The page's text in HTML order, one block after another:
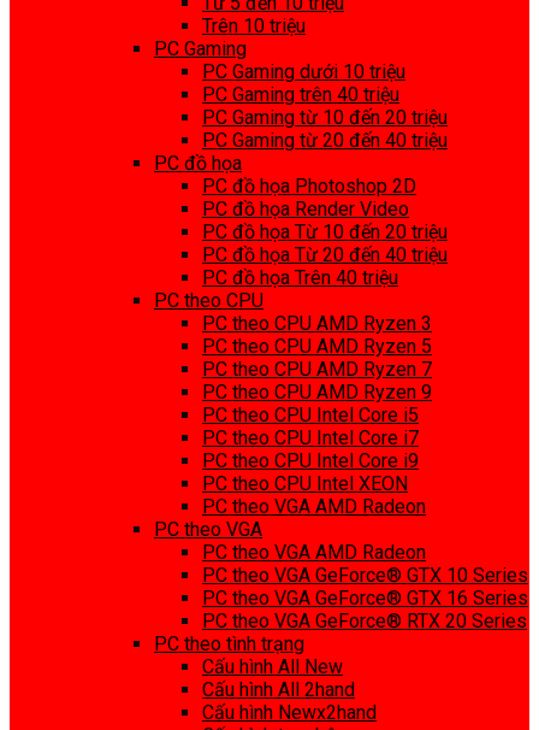
Trên 10 triệu
PC Gaming
PC Gaming dưới 10 triệu
PC Gaming trên 40 triệu
PC Gaming từ 10 đến 20 triệu
PC Gaming từ 20 đến 40 triệu
PC đồ họa
PC đồ họa Photoshop 2D
PC đồ họa Render Video
PC đồ họa Từ 10 đến 20 triệu
PC đồ họa Từ 20 đến 40 triệu
PC đồ họa Trên 40 triệu
PC theo CPU
PC theo CPU AMD Ryzen 3
PC theo CPU AMD Ryzen 5
PC theo CPU AMD Ryzen 7
PC theo CPU AMD Ryzen 9
PC theo CPU Intel Core i5
PC theo CPU Intel Core i7
PC theo CPU Intel Core i9
PC theo CPU Intel XEON
PC theo VGA AMD Radeon
PC theo VGA
PC theo VGA AMD Radeon
PC theo VGA GeForce® GTX 10 Series
PC theo VGA GeForce® GTX 16 Series
PC theo VGA GeForce® RTX 20 Series
PC theo tình trạng
Cấu hình All New
Cấu hình All 2hand
Cấu hình Newx2hand